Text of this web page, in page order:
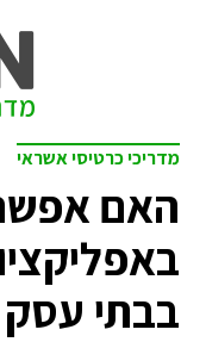
מדריכי כרטיסי אשראי
האם
בבתי עסק